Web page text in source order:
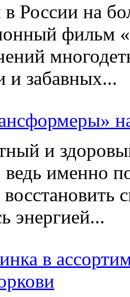
России на
фильм
и забавных...
и
ведь именно
энергией...
в